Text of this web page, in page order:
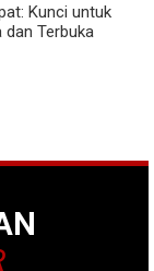
Kunci untuk
dan Terbuka